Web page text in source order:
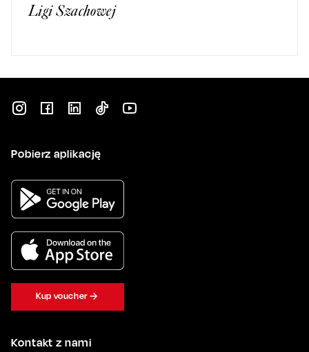
Ligi Szachowej
Kontakt z nami
Pobierz aplikację
Kup voucher